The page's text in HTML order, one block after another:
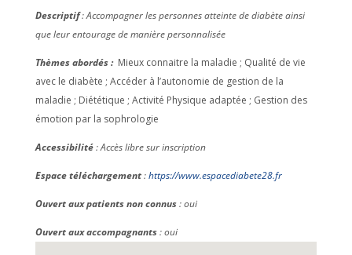
Descriptif: Accompagner les personnes atteinte de diabète ainsi
que leur entourage de manière personnalisée
Thèmes abordés : Mieux connaitre la maladie ; Qualité de vie
avec le diabète ; Accéder à l’autonomie de gestion de la
maladie ; Diététique ; Activité Physique adaptée ; Gestion des
émotion par la sophrologie
Accessibilité: Accès libre sur inscription
Espace téléchargement:https://www.espacediabete28.fr
Ouvert aux patients non connus: oui
Ouvert aux accompagnants: oui